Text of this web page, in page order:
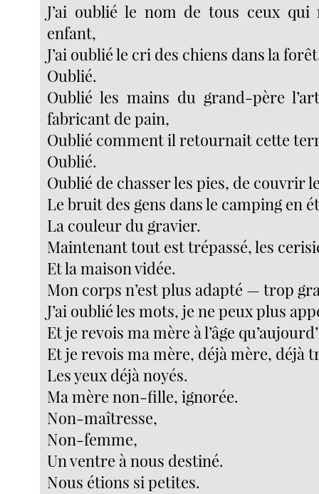
J’ai oublié le nom de tous ceux qui
enfant,
J’ai oublié le cri des chiens dans la
Oublié.
Oublié les mains du grand-père
fabricant de pain,
Oublié comment il retournait cette
Oublié.
Oublié de chasser les pies, de couvrir
Le bruit des gens dans le camping en
La couleur du gravier.
Maintenant tout est trépassé, les
Et la maison vidée.
Mon corps n’est plus adapté — trop
J’ai oublié les mots, je ne peux plus
Et je revois ma mère à l’âge
Et je revois ma mère, déjà mère, déjà
Les yeux déjà noyés.
Ma mère non-fille, ignorée.
Non-maîtresse,
Non-femme,
Un ventre à nous destiné.
Nous étions si petites.